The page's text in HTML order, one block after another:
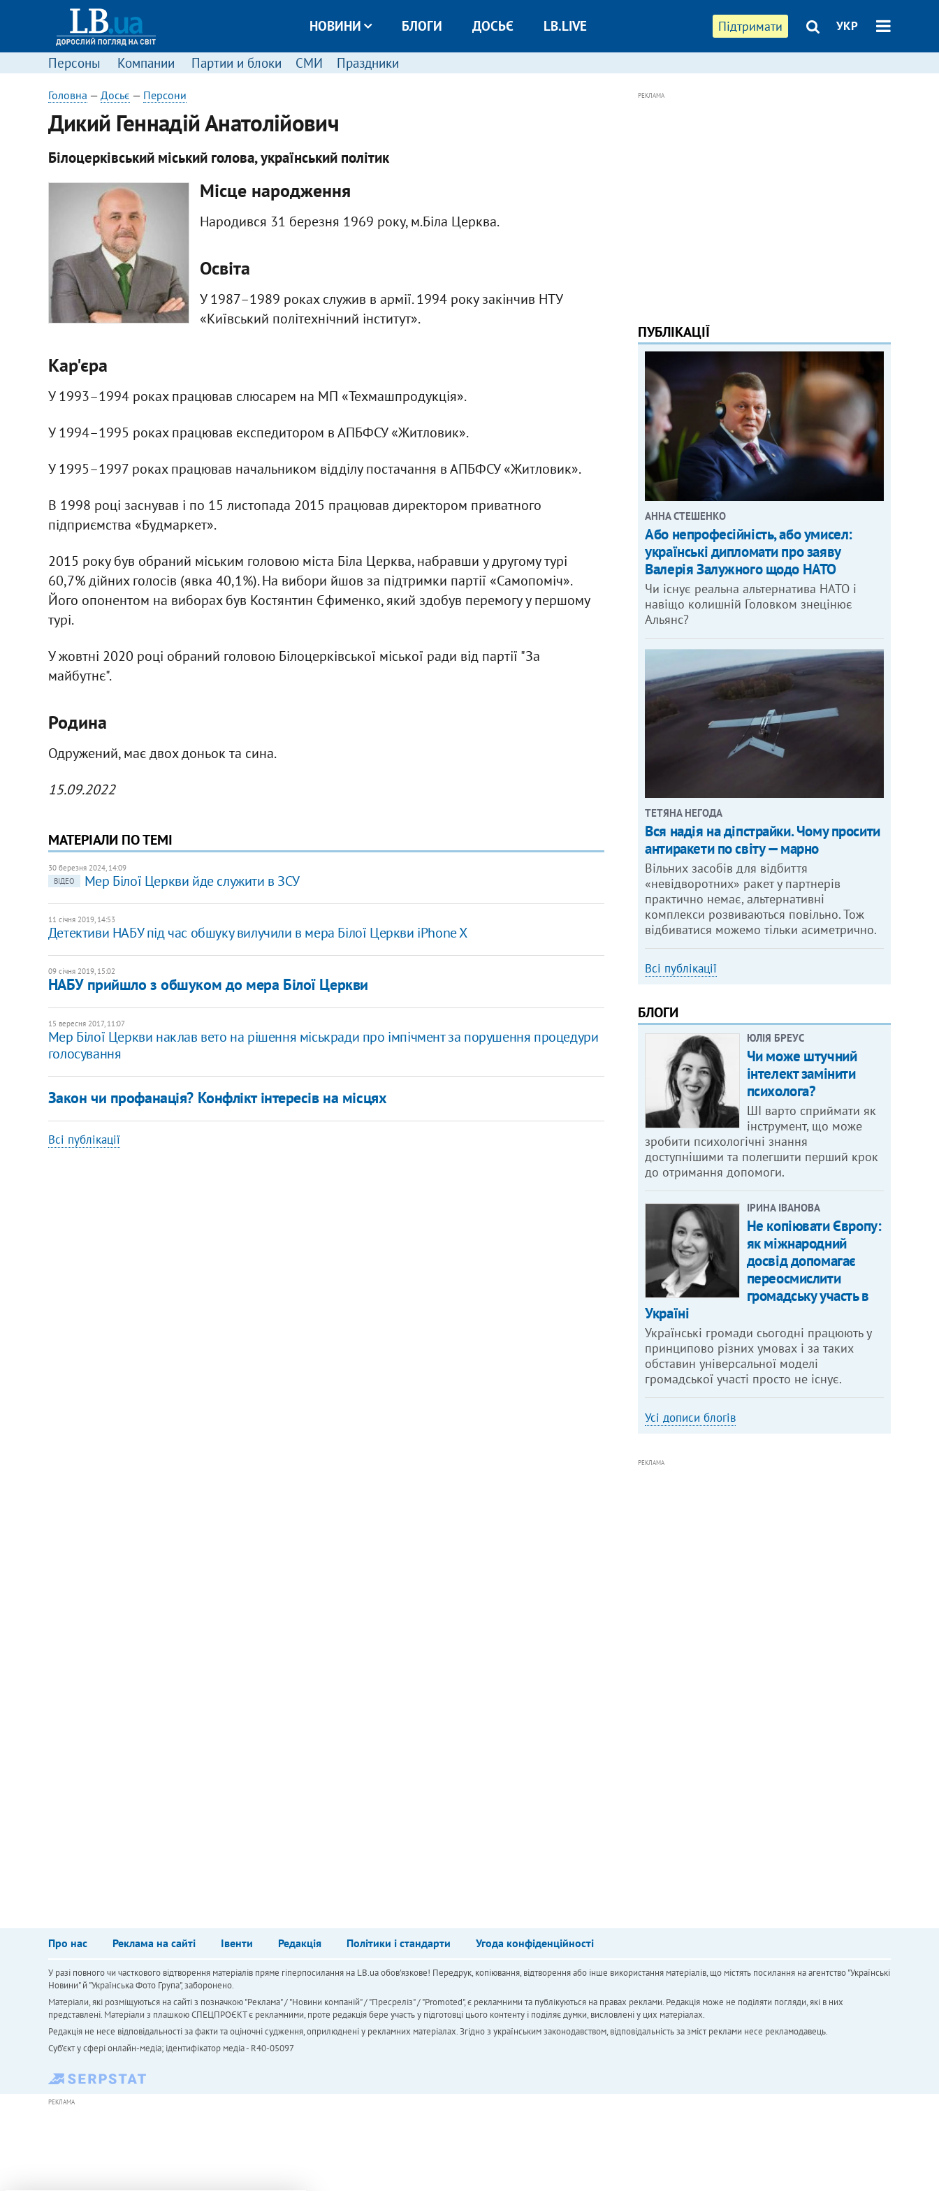
Підтримати УКР
НОВИНИ БЛОГИ ДОСЬЄ LB.LIVE
Персоны Компании Партии и блоки СМИ Праздники
Головна — Досьє — Персони
Дикий Геннадій Анатолійович
Білоцерківський міський голова, український політик
Місце народження
Народився 31 березня 1969 року, м.Біла Церква.
Освіта
У 1987–1989 роках служив в армії. 1994 року закінчив НТУ
«Київський політехнічний інститут».
Кар'єра
У 1993–1994 роках працював слюсарем на МП «Техмашпродукція».
У 1994–1995 роках працював експедитором в АПБФСУ «Житловик».
У 1995–1997 роках працював начальником відділу постачання в АПБФСУ «Житловик».
В 1998 році заснував і по 15 листопада 2015 працював директором приватного
підприємства «Будмаркет».
2015 року був обраний міським головою міста Біла Церква, набравши у другому турі
60,7% дійних голосів (явка 40,1%). На вибори йшов за підтримки партії «Самопоміч».
Його опонентом на виборах був Костянтин Єфименко, який здобув перемогу у першому
турі.
У жовтні 2020 році обраний головою Білоцерківської міської ради від партії "За
майбутнє".
Родина
Одружений, має двох доньок та сина.
15.09.2022
МАТЕРІАЛИ ПО ТЕМІ
30 березня 2024, 14:09
ВІДЕО
Мер Білої Церкви йде служити в ЗСУ
11 січня 2019, 14:53
Детективи НАБУ під час обшуку вилучили в мера Білої Церкви iPhone X
09 січня 2019, 15:02
НАБУ прийшло з обшуком до мера Білої Церкви
15 вересня 2017, 11:07
Мер Білої Церкви наклав вето на рішення міськради про імпічмент за порушення процедури
голосування
Закон чи профанація? Конфлікт інтересів на місцях
Всі публікації
РЕКЛАМА
ПУБЛІКАЦІЇ
АННА СТЕШЕНКО
Або непрофесійність, або умисел:
українські дипломати про заяву
Валерія Залужного щодо НАТО
Чи існує реальна альтернатива НАТО і
навіщо колишній Головком знецінює
Альянс?
ТЕТЯНА НЕГОДА
Вся надія на діпстрайки. Чому просити
антиракети по світу — марно
Вільних засобів для відбиття
«невідворотних» ракет у партнерів
практично немає, альтернативні
комплекси розвиваються повільно. Тож
відбиватися можемо тільки асиметрично.
Всі публікації
БЛОГИ
ЮЛІЯ БРЕУС
Чи може штучний
інтелект замінити
психолога?
ШІ варто сприймати як
інструмент, що може
зробити психологічні знання
доступнішими та полегшити перший крок
до отримання допомоги.
ІРИНА ІВАНОВА
Не копіювати Європу:
як міжнародний
досвід допомагає
переосмислити
громадську участь в
Україні
Українські громади сьогодні працюють у
принципово різних умовах і за таких
обставин універсальної моделі
громадської участі просто не існує.
Усі дописи блогів
РЕКЛАМА
Про нас Реклама на сайті Івенти Редакція Політики і стандарти Угода конфіденційності
У разі повного чи часткового відтворення матеріалів пряме гіперпосилання на LB.ua обов'язкове! Передрук, копіювання, відтворення або інше використання матеріалів, що містять посилання на агентство "Українськi
Новини" й "Українська Фото Група", заборонено.
Матеріали, які розміщуються на сайті з позначкою "Реклама" / "Новини компаній" / "Пресреліз" / "Promoted", є рекламними та публікуються на правах реклами. Редакція може не поділяти погляди, які в них
представлені. Матеріали з плашкою СПЕЦПРОЄКТ є рекламними, проте редакція бере участь у підготовці цього контенту і поділяє думки, висловлені у цих матеріалах.
Редакція не несе відповідальності за факти та оціночні судження, оприлюднені у рекламних матеріалах. Згідно з українським законодавством, відповідальність за зміст реклами несе рекламодавець.
Cуб'єкт у сфері онлайн-медіа; ідентифікатор медіа - R40-05097
РЕКЛАМА